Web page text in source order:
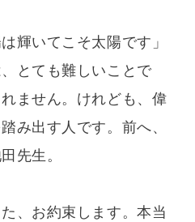
輝いてこそ太陽です」
とても難しいことで
ません。けれども、偉
み出す人です。前へ、
先生。
、お約束します。本当